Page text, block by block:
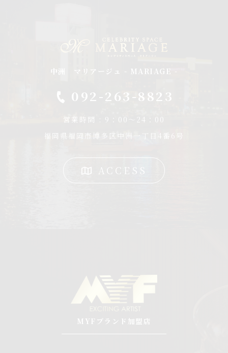
中洲 マリアージュ - MARIAGE -
092-263-8823
営業時間 : 9：00～24：00
福岡県福岡市博多区中洲一丁目4番6号
ACCESS
MYFブランド加盟店